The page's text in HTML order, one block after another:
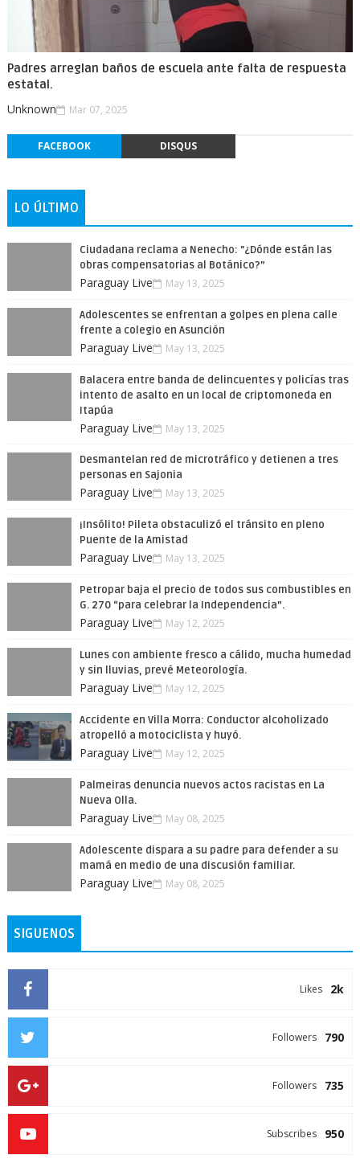
Padres arreglan baños de escuela ante falta de respuesta
estatal.
Unknown Mar 07, 2025
FACEBOOK DISQUS
LO ÚLTIMO
Ciudadana reclama a Nenecho: "¿Dónde están las
obras compensatorias al Botánico?”
Paraguay Live May 13, 2025
Adolescentes se enfrentan a golpes en plena calle
frente a colegio en Asunción
Paraguay Live May 13, 2025
Balacera entre banda de delincuentes y policías tras
intento de asalto en un local de criptomoneda en
Itapúa
Paraguay Live May 13, 2025
Desmantelan red de microtráfico y detienen a tres
personas en Sajonia
Paraguay Live May 13, 2025
¡Insólito! Pileta obstaculizó el tránsito en pleno
Puente de la Amistad
Paraguay Live May 13, 2025
Petropar baja el precio de todos sus combustibles en
G. 270 “para celebrar la Independencia”.
Paraguay Live May 12, 2025
Lunes con ambiente fresco a cálido, mucha humedad
y sin lluvias, prevé Meteorología.
Paraguay Live May 12, 2025
Accidente en Villa Morra: Conductor alcoholizado
atropelló a motociclista y huyó.
Paraguay Live May 12, 2025
Palmeiras denuncia nuevos actos racistas en La
Nueva Olla.
Paraguay Live May 08, 2025
Adolescente dispara a su padre para defender a su
mamá en medio de una discusión familiar.
Paraguay Live May 08, 2025
SIGUENOS
2k
Likes
790
Followers
735
Followers
950
Subscribes